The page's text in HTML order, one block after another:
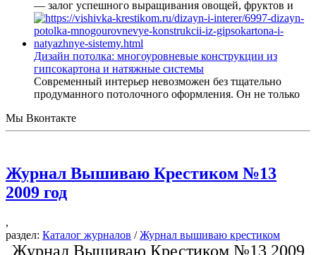
— залог успешного выращивания овощей, фруктов и
Дизайн потолка: многоуровневые конструкции из
гипсокартона и натяжные системы
Современный интерьер невозможен без тщательно
продуманного потолочного оформления. Он не только
Мы Вконтакте
Журнал Вышиваю Крестиком №13
2009 год
,
раздел: Каталог журналов /Журнал вышиваю крестиком
Журнал Вышиваю Крестиком №13 2009